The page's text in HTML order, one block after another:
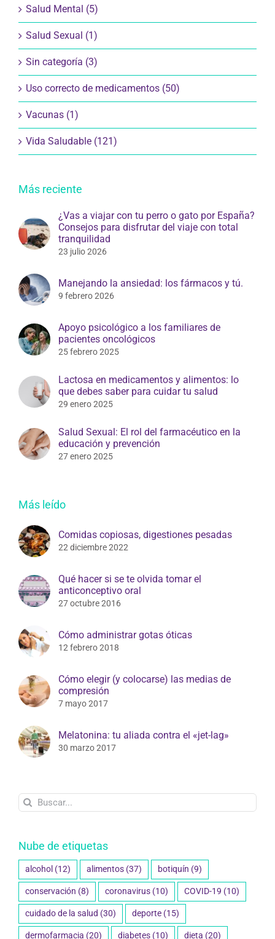
Salud Mental (5)
Salud Sexual (1)
Sin categoría (3)
Uso correcto de medicamentos (50)
Vacunas (1)
Vida Saludable (121)
Más reciente
¿Vas a viajar con tu perro o gato por España?
Consejos para disfrutar del viaje con total
tranquilidad
23 julio 2026
Manejando la ansiedad: los fármacos y tú.
9 febrero 2026
Apoyo psicológico a los familiares de
pacientes oncológicos
25 febrero 2025
Lactosa en medicamentos y alimentos: lo
que debes saber para cuidar tu salud
29 enero 2025
Salud Sexual: El rol del farmacéutico en la
educación y prevención
27 enero 2025
Más leído
Comidas copiosas, digestiones pesadas
22 diciembre 2022
Qué hacer si se te olvida tomar el
anticonceptivo oral
27 octubre 2016
Cómo administrar gotas óticas
12 febrero 2018
Cómo elegir (y colocarse) las medias de
compresión
7 mayo 2017
Melatonina: tu aliada contra el «jet-lag»
30 marzo 2017
Buscar:
Nube de etiquetas
alcohol (12) alimentos (37) botiquín (9)
conservación (8) coronavirus (10) COVID-19 (10)
cuidado de la salud (30) deporte (15)
dermofarmacia (20) diabetes (10) dieta (20)